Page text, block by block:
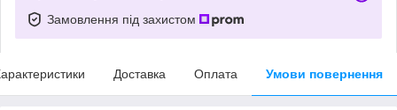
Замовлення під захистом
Доставка Оплата Умови повернення